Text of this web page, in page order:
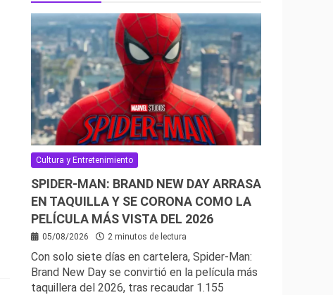
Cultura y Entretenimiento
SPIDER-MAN: BRAND NEW DAY ARRASA
EN TAQUILLA Y SE CORONA COMO LA
PELÍCULA MÁS VISTA DEL 2026
05/08/2026 2 minutos de lectura
Con solo siete días en cartelera, Spider-Man:
Brand New Day se convirtió en la película más
taquillera del 2026, tras recaudar 1.155